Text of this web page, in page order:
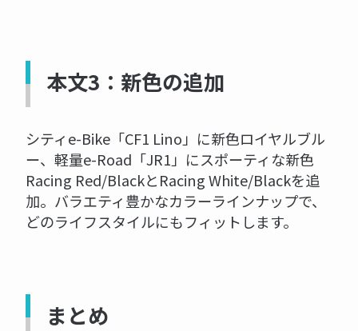
本文3：新色の追加
シティe-Bike「CF1 Lino」に新色ロイヤルブル
ー、軽量e-Road「JR1」にスポーティな新色
Racing Red/BlackとRacing White/Blackを追
加。バラエティ豊かなカラーラインナップで、
どのライフスタイルにもフィットします。
まとめ